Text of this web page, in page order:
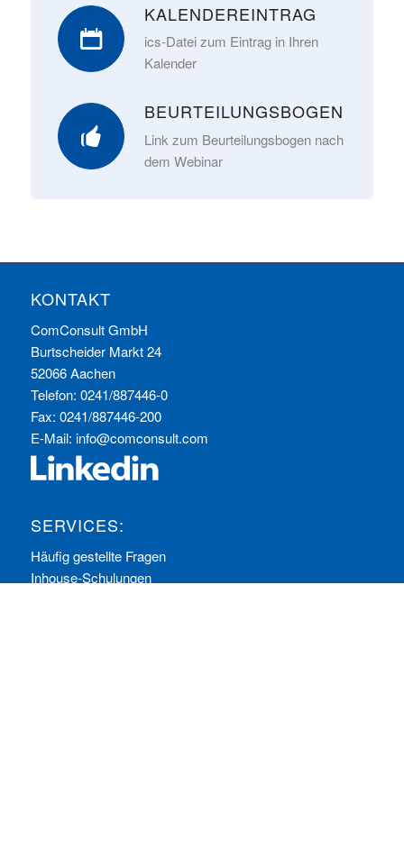
KALENDEREINTRAG
ics-Datei zum Eintrag in Ihren
Kalender
BEURTEILUNGSBOGEN
Link zum Beurteilungsbogen nach
dem Webinar
KONTAKT
ComConsult GmbH
Burtscheider Markt 24
52066 Aachen
Telefon: 0241/887446-0
Fax: 0241/887446-200
E-Mail: info@comconsult.com
SERVICES:
Häufig gestellte Fragen
Inhouse-Schulungen